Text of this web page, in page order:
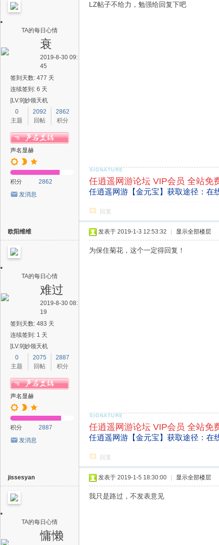
TA的每日心情
衰
2019-8-30 09:
45
签到天数: 477 天
连续签到: 6 天
[LV.9]妙领天机
0
主题
2092
回帖
2862
积分
声名显赫
积分
2862
发消息
LZ帖子不给力，勉强给回复下吧
任逍遥网游论坛 VIP会员 全站免
任逍遥网游【金元宝】获取途径：在
回复
欧阳维维
TA的每日心情
难过
2019-8-30 08:
19
签到天数: 483 天
连续签到: 1 天
[LV.9]妙领天机
0
主题
2075
回帖
2887
积分
声名显赫
积分
2887
发消息
发表于 2019-1-3 12:53:32 显示全部楼层
为保住菊花，这个一定得回复！
任逍遥网游论坛 VIP会员 全站免
任逍遥网游【金元宝】获取途径：在
回复
jissesyan
TA的每日心情
慵懒
发表于 2019-1-5 18:30:00 显示全部楼层
我只是路过，不发表意见